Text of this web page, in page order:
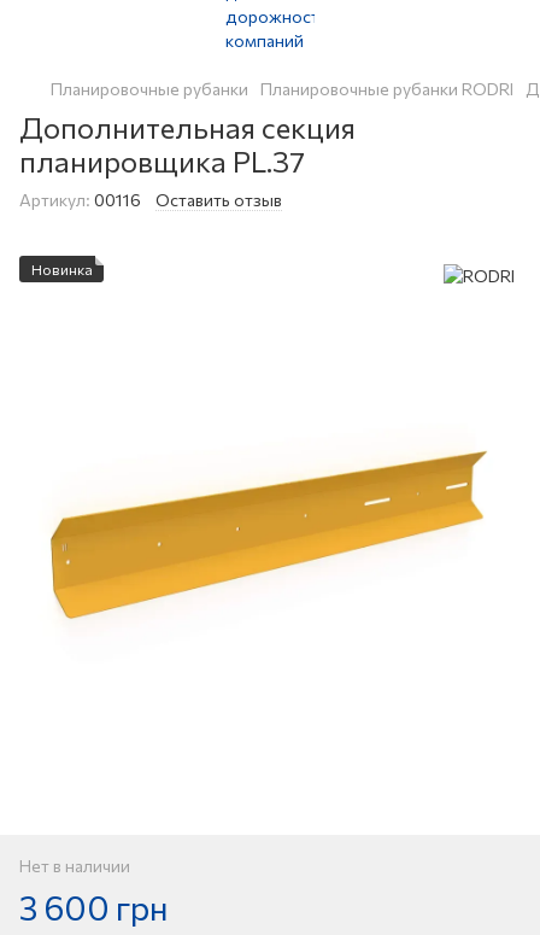
Планировочные рубанки Планировочные рубанки RODRI
Дополнительная секция
планировщика PL.37
Артикул: 00116 Оставить отзыв
Новинка
Нет в наличии
3 600 грн